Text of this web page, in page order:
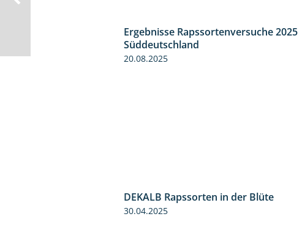
Ergebnisse Rapssortenversuche 2025
Süddeutschland
20.08.2025
DEKALB Rapssorten in der Blüte
30.04.2025